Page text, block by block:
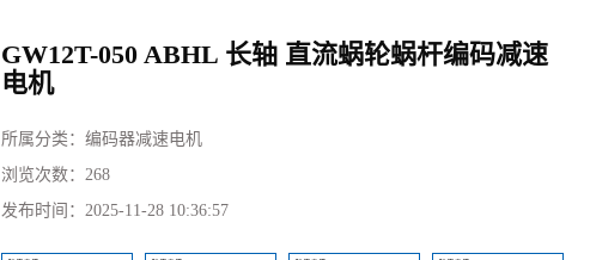
GW12T-050 ABHL 长轴 直流蜗轮蜗杆编码减速
电机
所属分类： 编码器减速电机
浏览次数： 268
发布时间： 2025-11-28 10:36:57